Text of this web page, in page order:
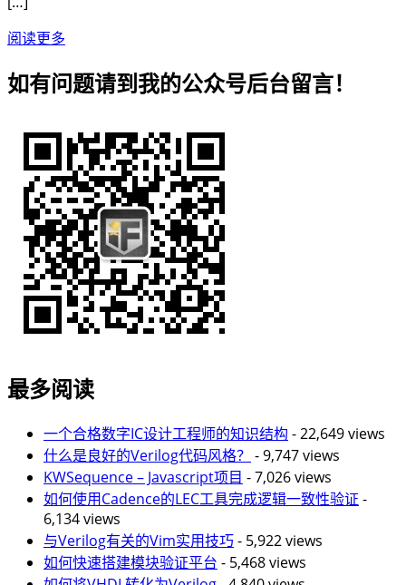
阅读更多
如有问题请到我的公众号后台留言！
最多阅读
一个合格数字IC设计工程师的知识结构 - 22,649 views
什么是良好的Verilog代码风格？ - 9,747 views
KWSequence – Javascript项目 - 7,026 views
如何使用Cadence的LEC工具完成逻辑一致性验证 -
6,134 views
与Verilog有关的Vim实用技巧- 5,922 views
如何快速搭建模块验证平台 - 5,468 views